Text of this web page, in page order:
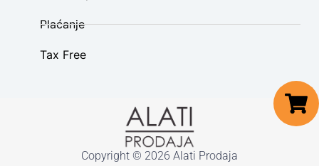
Plaćanje
Tax Free
Copyright © 2026 Alati Prodaja